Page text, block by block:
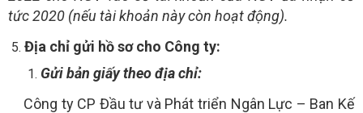
tức 2020 (nếu tài khoản này còn hoạt động).
Địa chỉ gửi hồ sơ cho Công ty:
Gửi bản giấy theo địa chỉ:
Công ty CP Đầu tư và Phát triển Ngân Lực – Ban Kế